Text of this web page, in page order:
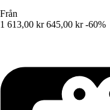
Från
1 613,00 kr 645,00 kr -60%